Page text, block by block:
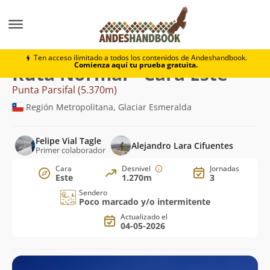
Ten acceso ilimitado a todos los contenidos de Andeshandbook.
Comienza aquí tu prueba gratuita.
Punta Parsifal Normal - Cara Este
Ruta Normal - Cara Este
Punta Parsifal (5.370m)
Región Metropolitana, Glaciar Esmeralda
Felipe Vial Tagle
Primer colaborador Alejandro Lara Cifuentes
Cara
Este
Desnivel
1.270m
Jornadas
3
Sendero
Poco marcado y/o intermitente
Actualizado el
04-05-2026